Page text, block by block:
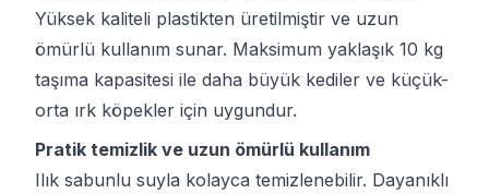
Yüksek kaliteli plastikten üretilmiştir ve uzun
ömürlü kullanım sunar. Maksimum yaklaşık 10 kg
taşıma kapasitesi ile daha büyük kediler ve küçük-
orta ırk köpekler için uygundur.
Pratik temizlik ve uzun ömürlü kullanım
Ilık sabunlu suyla kolayca temizlenebilir. Dayanıklı